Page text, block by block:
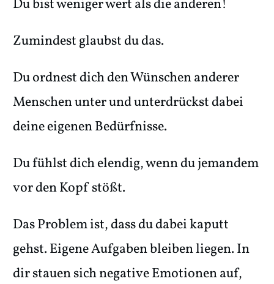
Du bist weniger wert als die anderen!
Zumindest glaubst du das.
Du ordnest dich den Wünschen anderer
Menschen unter und unterdrückst dabei
deine eigenen Bedürfnisse.
Du fühlst dich elendig, wenn du jemandem
vor den Kopf stößt.
Das Problem ist, dass du dabei kaputt
gehst. Eigene Aufgaben bleiben liegen. In
dir stauen sich negative Emotionen auf,